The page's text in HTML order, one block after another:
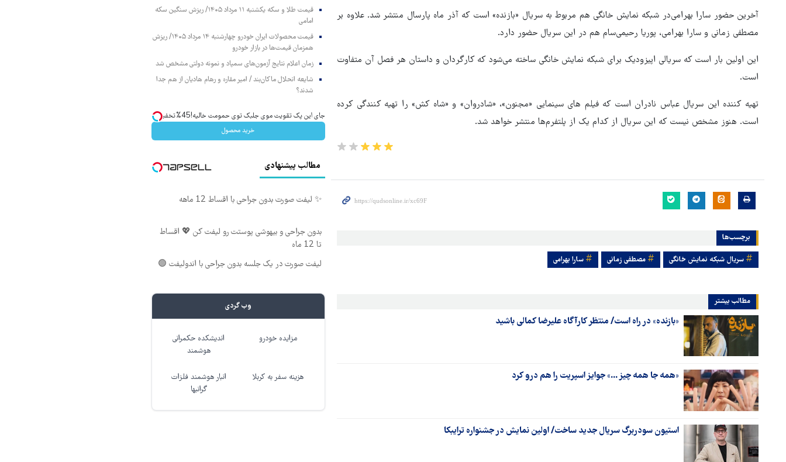
آخرین حضور سارا بهرامی‌در شبکه نمایش خانگی هم مربوط به سریال «بازنده» است که آذر ماه پارسال منتشر شد. علاوه بر
مصطفی زمانی و سارا بهرامی‌، پوریا رحیمی‌سام هم در این سریال حضور دارد.
این اولین بار است که سریالی اپیزودیک برای شبکه نمایش خانگی ساخته می‌شود که کارگردان و داستان هر فصل آن متفاوت
است.
تهیه کننده این سریال عباس نادران است که فیلم های سینمایی «مجنون»، «شادروان» و «شاه کش» را تهیه کنندگی کرده
است. هنوز مشخص نیست که این سریال از کدام یک از پلتفرم‌ها منتشر خواهد شد.
برچسب‌ها
سریال شبکه نمایش خانگی مصطفی زمانی سارا بهرامی
مطالب بیشتر
«بازنده» در راه است/ منتظر کارآگاه علیرضا کمالی باشید
«همه جا همه چیز ...» جوایز اسپریت را هم درو کرد
استیون سودربرگ سریال جدید ساخت/ اولین نمایش در جشنواره ترایبکا
قیمت طلا و سکه یکشنبه ۱۱ مرداد ۱۴۰۵/ ریزش سنگین سکه
امامی
قیمت محصولات ایران خودرو چهارشنبه ۱۴ مرداد ۱۴۰۵/ ریزش
همزمان قیمت‌ها در بازار خودرو
زمان اعلام نتایج آزمون‌های سمپاد و نمونه دولتی مشخص شد
شایعه انحلال ماکان‌بند / امیر مقاره و رهام هادیان از هم جدا
شدند؟
جای این پک تقویت موی جلبک توی حمومت خالیه!45%تخفیف
خرید محصول
مطالب پیشنهادی
✨ لیفت صورت بدون جراحی با اقساط 12 ماهه
بدون جراحی و بیهوشی پوستت رو لیفت کن 💖 اقساط
تا 12 ماه
لیفت صورت در یک جلسه بدون جراحی با اندولیفت 🟢
وب گردی
مزایده خودرو
اندیشکده حکمرانی
هوشمند
هزینه سفر به کربلا
انبار هوشمند فلزات
گرانبها